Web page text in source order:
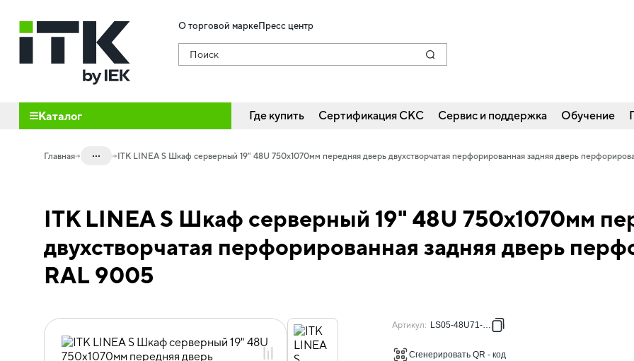
Поиск
О торговой маркеПресс центр
Каталог Где купить Сертификация СКС Сервис и поддержка Обучение
Главная ...
20.01 Шкафы телекоммуникационные
20.01.02.01 Шкафы LINEA S
ITK LINEA S Шкаф серверный 19" 48U 750х1070мм передняя дверь двухстворчатая перфорированная задняя дверь
ITK LINEA S Шкаф серверный 19" 48U 750х1070мм
двухстворчатая перфорированная задняя дверь
RAL 9005
Артикул: LS05-48U71-2PP
Сгенерировать QR - код